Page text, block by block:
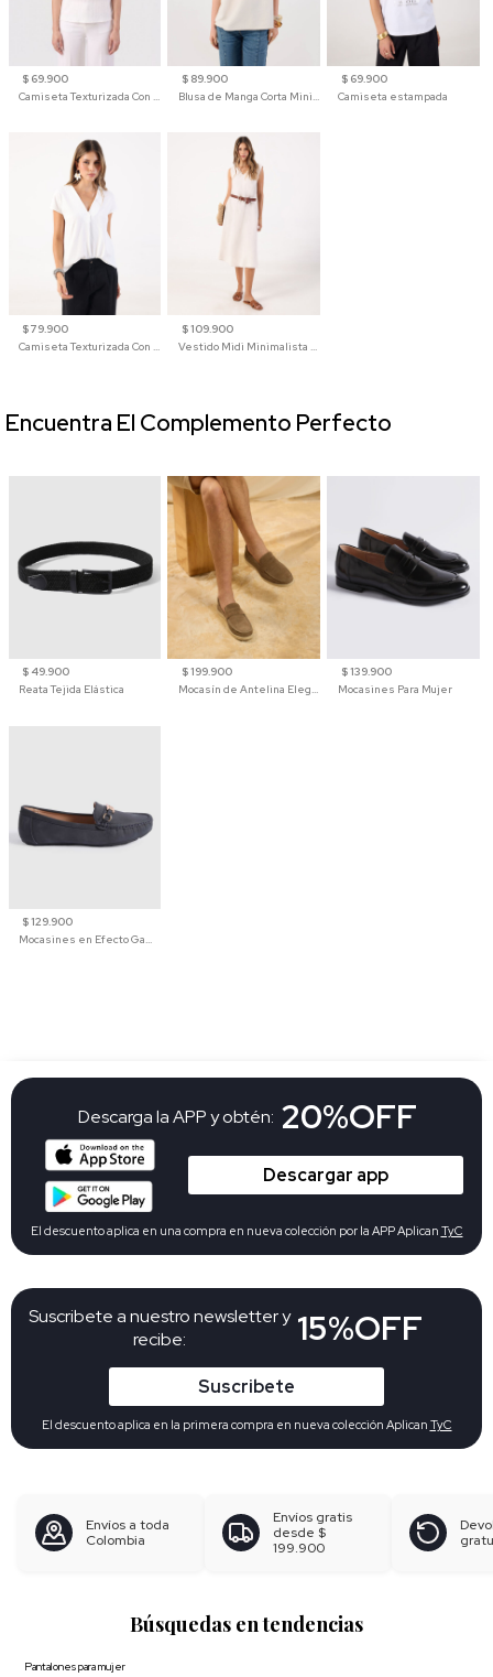
$ 69.900
$ 89.900
$ 69.900
Camiseta estampada
$ 79.900
$ 109.900
$ 49.900
Reata Tejida Elástica
$ 199.900
Mocasín de Antelina Elegante con Suela de Contraste Para Hombre
$ 139.900
Mocasines Para Mujer
$ 129.900
Mocasines en Efecto Gamuzado Para Mujer
Encuentra El Complemento Perfecto
Suscribete a nuestro newsletter y
recibe:
15%OFF
Suscribete
El descuento aplica en la primera compra en nueva colección Aplican TyC
Descarga la APP y obtén: 20%OFF
Descargar app
El descuento aplica en una compra en nueva colección por la APP Aplican TyC
Envíos a toda
Colombia
Envíos gratis
desde $
199.900
Búsquedas en tendencias
Pantalones para mujer